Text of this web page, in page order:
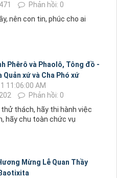
Phản hồi: 0
nên con tin, phúc cho ai
Phêrô và Phaolô, Tông đồ -
Quản xứ và Cha Phó xứ
11:06:00 AM
Phản hồi: 0
thử thách, hãy thi hành việc
hãy chu toàn chức vụ
Mừng Lễ Quan Thầy